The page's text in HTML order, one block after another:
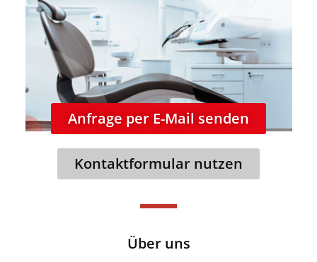
Anfrage per E-Mail senden
Kontaktformular nutzen
Über uns